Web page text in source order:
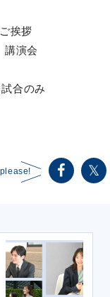
挨拶
演会
合のみ